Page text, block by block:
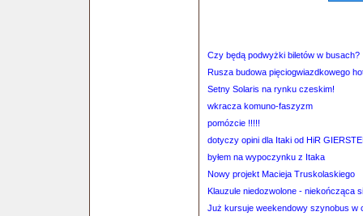
Czy będą podwyżki biletów w busach?
Rusza budowa pięciogwiazdkowego
Setny Solaris na rynku czeskim!
wkracza komuno-faszyzm
pomózcie !!!!!
dotyczy opini dla Itaki od HiR
byłem na wypoczynku z Itaka
Nowy projekt Macieja Truskolaskiego
Klauzule niedozwolone - niekończąca
Już kursuje weekendowy szynobus w